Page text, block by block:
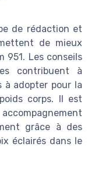
de rédaction et
de mieux
951. Les conseils
contribuent à
à adopter pour la
corps. Il est
grâce à des
éclairés dans le